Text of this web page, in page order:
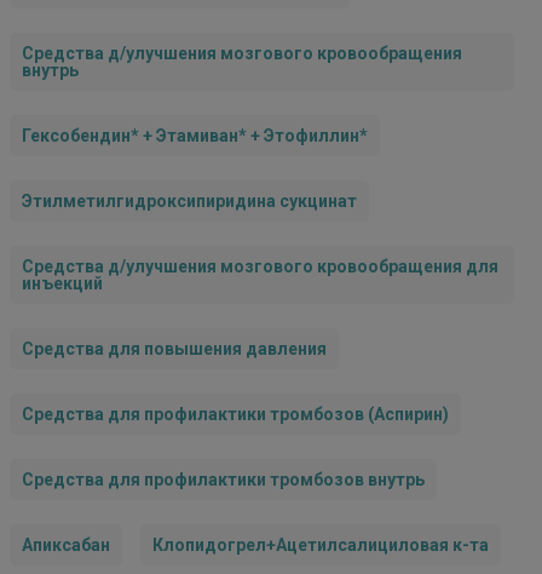
Средства д/улучшения мозгового кровообращения
внутрь
Гексобендин* + Этамиван* + Этофиллин*
Этилметилгидроксипиридина сукцинат
Средства д/улучшения мозгового кровообращения для
инъекций
Средства для повышения давления
Средства для профилактики тромбозов (Аспирин)
Средства для профилактики тромбозов внутрь
Апиксабан Клопидогрел+Ацетилсалициловая к-та